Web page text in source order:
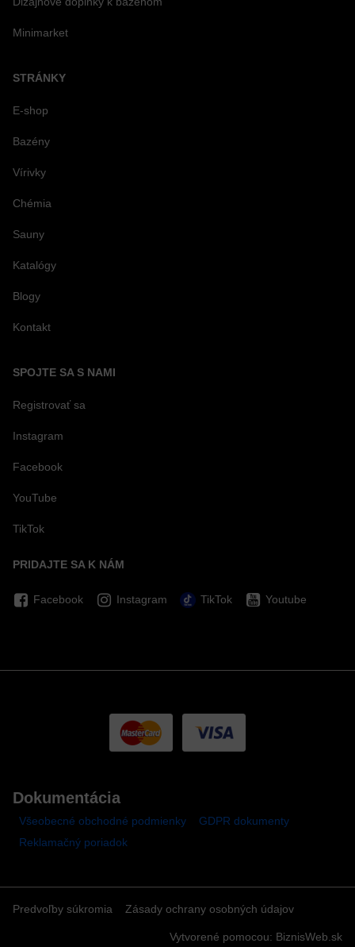
Minimarket
STRÁNKY
E-shop
Bazény
Vírivky
Chémia
Sauny
Katalógy
Blogy
Kontakt
SPOJTE SA S NAMI
Registrovať sa
Instagram
Facebook
YouTube
TikTok
PRIDAJTE SA K NÁM
Facebook Instagram TikTok Youtube
Dokumentácia
Všeobecné obchodné podmienky
GDPR dokumenty
Reklamačný poriadok
Predvoľby súkromia Zásady ochrany osobných údajov
Vytvorené pomocou: BiznisWeb.sk